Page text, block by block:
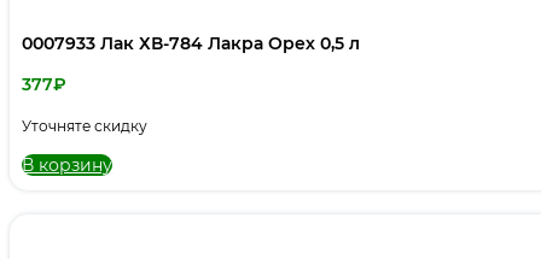
0007933 Лак ХВ-784 Лакра Орех 0,5 л
377₽
Уточняте скидку
В корзину